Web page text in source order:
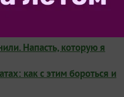
Напасть, которую я
как с этим бороться и